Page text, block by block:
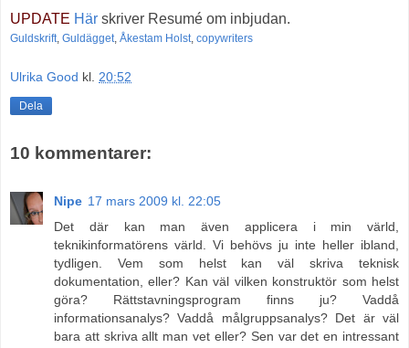
UPDATE Här skriver Resumé om inbjudan.
Guldskrift, Guldägget, Åkestam Holst, copywriters
Ulrika Good kl. 20:52
Dela
10 kommentarer:
Nipe 17 mars 2009 kl. 22:05
Det där kan man även applicera i min värld,
teknikinformatörens värld. Vi behövs ju inte heller ibland,
tydligen. Vem som helst kan väl skriva teknisk
dokumentation, eller? Kan väl vilken konstruktör som helst
göra? Rättstavningsprogram finns ju? Vaddå
informationsanalys? Vaddå målgruppsanalys? Det är väl
bara att skriva allt man vet eller? Sen var det en intressant